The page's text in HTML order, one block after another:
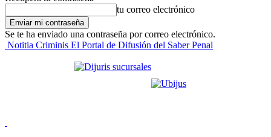
tu correo electrónico
Se te ha enviado una contraseña por correo electrónico.
Notitia Criminis El Portal de Difusión del Saber Penal